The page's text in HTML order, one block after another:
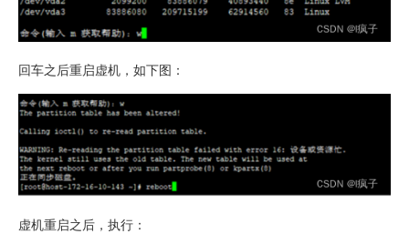
回车之后重启虚机，如下图：
虚机重启之后，执行：